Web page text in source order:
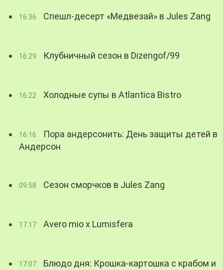
16:36 Спешл-десерт «Медвезай» в Jules Zang
16:29 Клубничный сезон в Dizengof/99
16:22 Холодные супы в Atlantica Bistro
16:16
Пора андерсонить: День защиты детей в
Андерсон
09:58 Сезон сморчков в Jules Zang
17:17 Avero mio x Lumisfera
17:07
Блюдо дня: Крошка-картошка с крабом и